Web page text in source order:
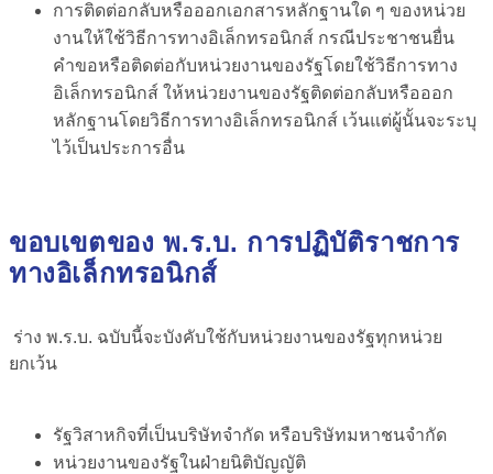
การติดต่อกลับหรือออกเอกสารหลักฐานใด ๆ ของหน่วย
งานให้ใช้วิธีการทางอิเล็กทรอนิกส์ กรณีประชาชนยื่น
คำขอหรือติดต่อกับหน่วยงานของรัฐโดยใช้วิธีการทาง
อิเล็กทรอนิกส์ ให้หน่วยงานของรัฐติดต่อกลับหรือออก
หลักฐานโดยวิธีการทางอิเล็กทรอนิกส์ เว้นแต่ผู้นั้นจะระบุ
ไว้เป็นประการอื่น
ขอบเขตของ พ.ร.บ. การปฏิบัติราชการ
ทางอิเล็กทรอนิกส์
ร่าง พ.ร.บ. ฉบับนี้จะบังคับใช้กับหน่วยงานของรัฐทุกหน่วย
ยกเว้น
รัฐวิสาหกิจที่เป็นบริษัทจำกัด หรือบริษัทมหาชนจำกัด
หน่วยงานของรัฐในฝ่ายนิติบัญญัติ